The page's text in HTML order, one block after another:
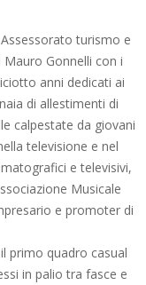
turismo e
Mauro Gonnelli con i
anni dedicati ai
di allestimenti di
calpestate da giovani
televisione e nel
e televisivi,
Musicale
e promoter di
primo quadro casual
in palio tra fasce e